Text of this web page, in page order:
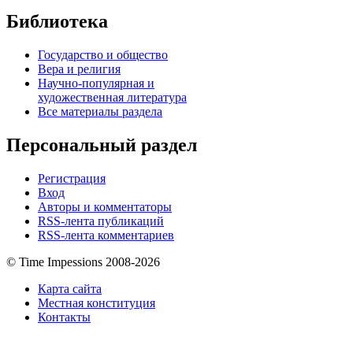
Библиотека
Государство и общество
Вера и религия
Научно-популярная и
художественная литература
Все материалы раздела
Персональный раздел
Регистрация
Вход
Авторы и комментаторы
RSS-лента публикаций
RSS-лента комментариев
© Time Impessions 2008-2026
Карта сайта
Местная конституция
Контакты